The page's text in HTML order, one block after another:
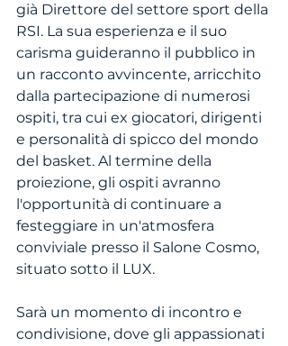
già Direttore del settore sport della
RSI. La sua esperienza e il suo
carisma guideranno il pubblico in
un racconto avvincente, arricchito
dalla partecipazione di numerosi
ospiti, tra cui ex giocatori, dirigenti
e personalità di spicco del mondo
del basket. Al termine della
proiezione, gli ospiti avranno
l'opportunità di continuare a
festeggiare in un'atmosfera
conviviale presso il Salone Cosmo,
situato sotto il LUX.
Sarà un momento di incontro e
condivisione, dove gli appassionati